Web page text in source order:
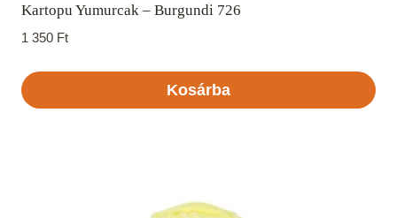
Kartopu Yumurcak – Burgundi 726
1 350 Ft
Kosárba